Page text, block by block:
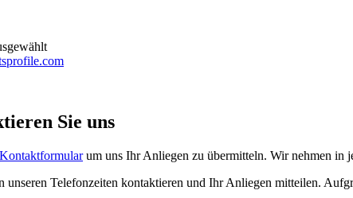
Sie uns
Kontaktformularum uns Ihr Anliegen zu übermitteln. Wir nehmen in
unseren Telefonzeiten kontaktieren und Ihr Anliegen mitteilen.